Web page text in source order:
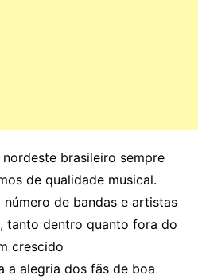
brasileiro sempre
de qualidade musical.
de bandas e artistas
tanto dentro quanto fora do
crescido
a alegria dos fãs de boa